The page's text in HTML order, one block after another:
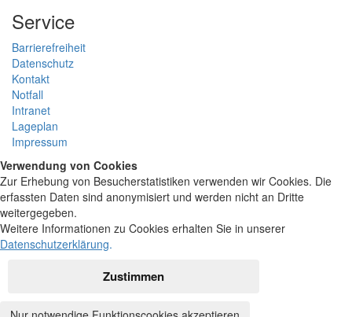
Service
Barrierefreiheit
Datenschutz
Kontakt
Notfall
Intranet
Lageplan
Impressum
Verwendung von Cookies
Zur Erhebung von Besucherstatistiken verwenden wir Cookies. Die
erfassten Daten sind anonymisiert und werden nicht an Dritte
weitergegeben.
Weitere Informationen zu Cookies erhalten Sie in unserer
Datenschutzerklärung.
Zustimmen